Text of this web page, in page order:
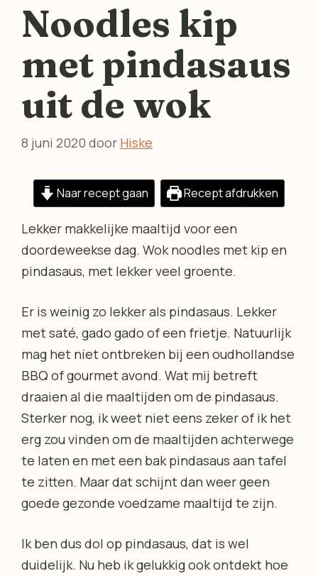
Noodles kip
met pindasaus
uit de wok
8 juni 2020 door Hiske
Naar recept gaan Recept afdrukken
Lekker makkelijke maaltijd voor een
doordeweekse dag. Wok noodles met kip en
pindasaus, met lekker veel groente.
Er is weinig zo lekker als pindasaus. Lekker
met saté, gado gado of een frietje. Natuurlijk
mag het niet ontbreken bij een oudhollandse
BBQ of gourmet avond. Wat mij betreft
draaien al die maaltijden om de pindasaus.
Sterker nog, ik weet niet eens zeker of ik het
erg zou vinden om de maaltijden achterwege
te laten en met een bak pindasaus aan tafel
te zitten. Maar dat schijnt dan weer geen
goede gezonde voedzame maaltijd te zijn.
Ik ben dus dol op pindasaus, dat is wel
duidelijk. Nu heb ik gelukkig ook ontdekt hoe